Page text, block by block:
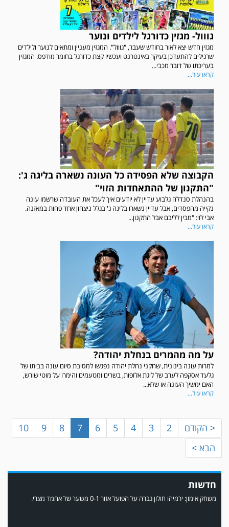
גווול- מגזין כדורגל לילדים ונוער
מגזין חדש יצא לאור בחודש שעבר, "גווול". המגזין מעניין ומתאים לנוער ולילדים
שרגילים להתעדכן בעיקר באינטרנט ועכשיו קצת כדורגל בחומר מודפס. המגזין
בעריכתו של דובר מכבי...
קראו עוד...
הקבוצה שלא הפסידה כל העונה נשארה בליגה ג':
"התקנון של ההתאחדות הזוי"
בהנהלת סנדלה גלבוע עדיין לא יודעים איך לעכל את העובדה שרשמו עונה
נקייה מהפסדים, אבל עדיין נשארו בליגה ג' בגלל ניצחון אחד פחות במאזנה.
אבי לוי: "מבין לליבם אבל התקנון...
קראו עוד...
על מה מהמרים בנחלת יהודה?
למרות עונה בינונית, שחקני נחלת יהודה נפגשו למסיבת סיום עונה בביתו של
גלעד אסקפה לערב של ליגת אלופות, בשרים ומטעמים והימרו על מוטי שורש,
האם ימשיך העונה או שלא...
קראו עוד...
< הקודם 2
3
4
5
6
7
8
9
10
הבא >
חדשות
במשחק אימון שהתקיים הבוקר יום ה' ניצחה קרית מלאכי את עירוני אשדוד 5-0.
משחק אימון: ירמיהו חולון גברה על הפועל אזור 0-1 משער של אחמד מצרי.